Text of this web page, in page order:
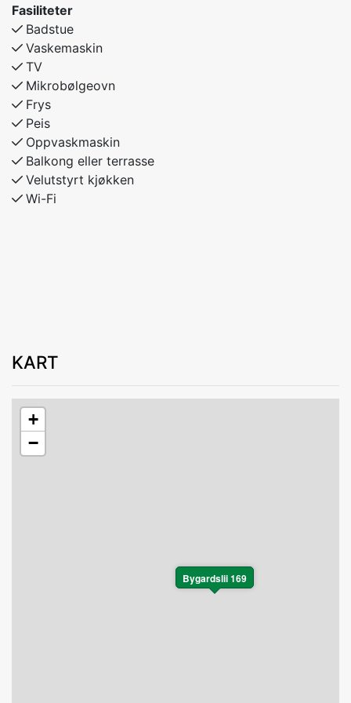
Ekstra: Sovesofa i stue 2 personer
Fasiliteter
Badstue
Vaskemaskin
TV
Mikrobølgeovn
Frys
Peis
Oppvaskmaskin
Balkong eller terrasse
Velutstyrt kjøkken
Wi-Fi
KART
Bygardslii 169
+
−